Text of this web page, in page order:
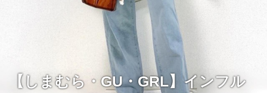
【しまむら・GU・GRL】インフル